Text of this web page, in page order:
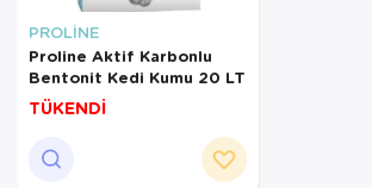
PROLİNE
Proline Aktif Karbonlu
Bentonit Kedi Kumu 20 LT
TÜKENDİ